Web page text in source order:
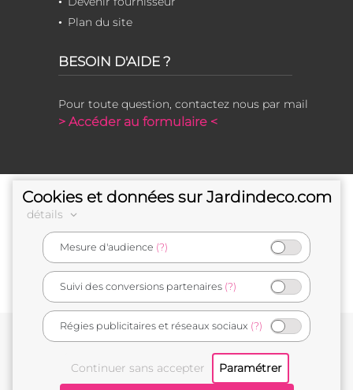
Plan du site
BESOIN D'AIDE ?
Pour toute question, contactez nous par mail
> Accéder au formulaire <
e-commerçant français
Cookies et données sur Jardindeco.com
détails
Mesure d'audience (?)
Suivi des conversions partenaires (?)
Régies publicitaires et réseaux sociaux (?)